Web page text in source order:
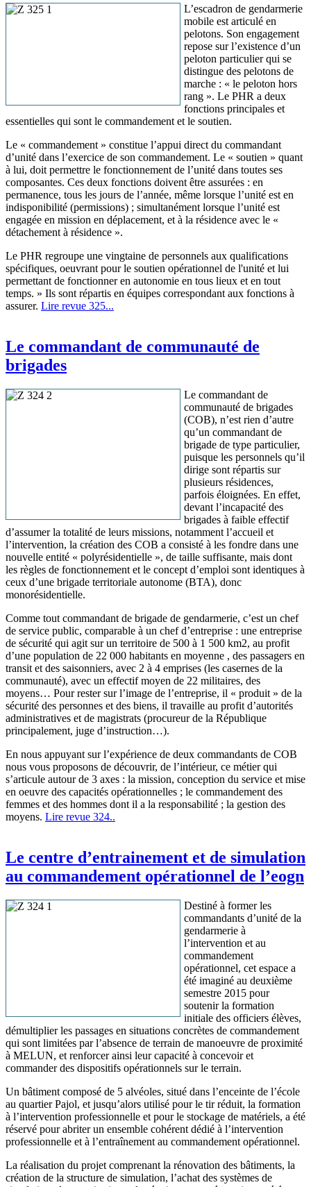
L’escadron de gendarmerie
mobile est articulé en
pelotons. Son engagement
repose sur l’existence d’un
peloton particulier qui se
distingue des pelotons de
marche : « le peloton hors
rang ». Le PHR a deux
fonctions principales et
essentielles qui sont le commandement et le soutien.
Le « commandement » constitue l’appui direct du commandant
d’unité dans l’exercice de son commandement. Le « soutien » quant
à lui, doit permettre le fonctionnement de l’unité dans toutes ses
composantes. Ces deux fonctions doivent être assurées : en
permanence, tous les jours de l’année, même lorsque l’unité est en
indisponibilité (permissions) ; simultanément lorsque l’unité est
engagée en mission en déplacement, et à la résidence avec le «
détachement à résidence ».
Le PHR regroupe une vingtaine de personnels aux qualifications
spécifiques, oeuvrant pour le soutien opérationnel de l'unité et lui
permettant de fonctionner en autonomie en tous lieux et en tout
temps. » Ils sont répartis en équipes correspondant aux fonctions à
assurer. Lire revue 325...
Le commandant de communauté de
brigades
Le commandant de
communauté de brigades
(COB), n’est rien d’autre
qu’un commandant de
brigade de type particulier,
puisque les personnels qu’il
dirige sont répartis sur
plusieurs résidences,
parfois éloignées. En effet,
devant l’incapacité des
brigades à faible effectif
d’assumer la totalité de leurs missions, notamment l’accueil et
l’intervention, la création des COB a consisté à les fondre dans une
nouvelle entité « polyrésidentielle », de taille suffisante, mais dont
les règles de fonctionnement et le concept d’emploi sont identiques à
ceux d’une brigade territoriale autonome (BTA), donc
monorésidentielle.
Comme tout commandant de brigade de gendarmerie, c’est un chef
de service public, comparable à un chef d’entreprise : une entreprise
de sécurité qui agit sur un territoire de 500 à 1 500 km2, au profit
d’une population de 22 000 habitants en moyenne , des passagers en
transit et des saisonniers, avec 2 à 4 emprises (les casernes de la
communauté), avec un effectif moyen de 22 militaires, des
moyens… Pour rester sur l’image de l’entreprise, il « produit » de la
sécurité des personnes et des biens, il travaille au profit d’autorités
administratives et de magistrats (procureur de la République
principalement, juge d’instruction…).
En nous appuyant sur l’expérience de deux commandants de COB
nous vous proposons de découvrir, de l’intérieur, ce métier qui
s’articule autour de 3 axes : la mission, conception du service et mise
en oeuvre des capacités opérationnelles ; le commandement des
femmes et des hommes dont il a la responsabilité ; la gestion des
moyens. Lire revue 324..
Le centre d’entrainement et de simulation
au commandement opérationnel de l’eogn
Destiné à former les
commandants d’unité de la
gendarmerie à
l’intervention et au
commandement
opérationnel, cet espace a
été imaginé au deuxième
semestre 2015 pour
soutenir la formation
initiale des officiers élèves,
démultiplier les passages en situations concrètes de commandement
qui sont limitées par l’absence de terrain de manoeuvre de proximité
à MELUN, et renforcer ainsi leur capacité à concevoir et
commander des dispositifs opérationnels sur le terrain.
Un bâtiment composé de 5 alvéoles, situé dans l’enceinte de l’école
au quartier Pajol, et jusqu’alors utilisé pour le tir réduit, la formation
à l’intervention professionnelle et pour le stockage de matériels, a été
réservé pour abriter un ensemble cohérent dédié à l’intervention
professionnelle et à l’entraînement au commandement opérationnel.
La réalisation du projet comprenant la rénovation des bâtiments, la
création de la structure de simulation, l’achat des systèmes de